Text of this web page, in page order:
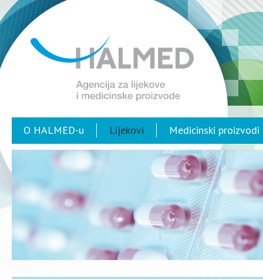
O HALMED-u Lijekovi Medicinski proizvodi